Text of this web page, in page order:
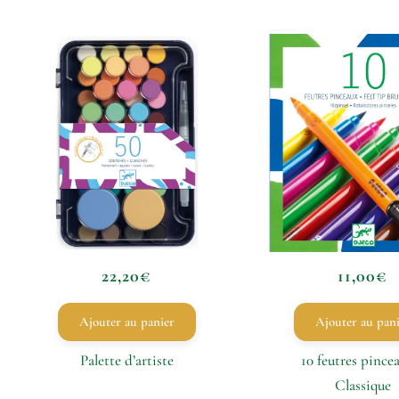
22,20€
Ajouter au panier
Palette d’artiste
11,00€
Ajouter au
10 feutres
Classique